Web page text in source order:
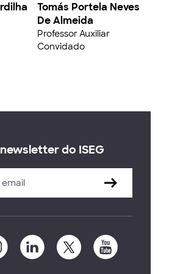
Tomás Portela Neves
De Almeida
Professor Auxiliar
Convidado
do ISEG